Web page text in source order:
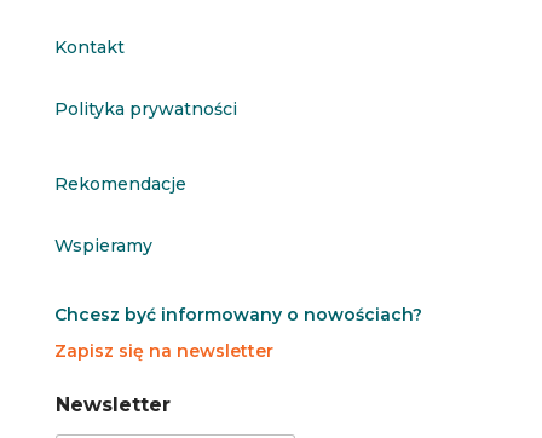
Kontakt
Polityka prywatności
Rekomendacje
Wspieramy
Chcesz być informowany o nowościach?
Zapisz się na newsletter
N
N
Newsletter